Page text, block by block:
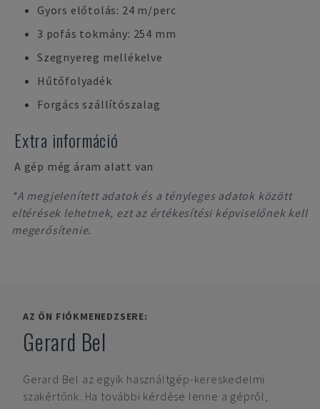
Gyors előtolás: 24 m/perc
3 pofás tokmány: 254 mm
Szegnyereg mellékelve
Hűtőfolyadék
Forgács szállítószalag
Extra információ
A gép még áram alatt van
*A megjelenített adatok és a tényleges adatok között
eltérések lehetnek, ezt az értékesítési képviselőnek kell
megerősítenie.
AZ ÖN FIÓKMENEDZSERE:
Gerard Bel
Gerard Bel az egyik használtgép-kereskedelmi
szakértőnk. Ha további kérdése lenne a gépről,